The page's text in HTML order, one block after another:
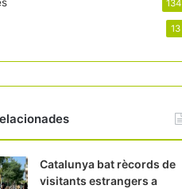
134
13
Catalunya bat rècords de
visitants estrangers a